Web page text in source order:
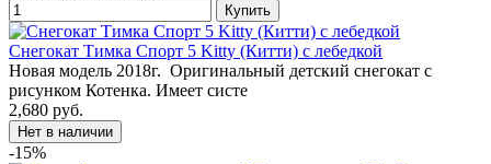
Снегокат Тимка Спорт 5 Kitty (Китти) с лебедкой
Новая модель 2018г. Оригинальный детский снегокат с
рисунком Котенка. Имеет систе
2,680 руб.
-15%